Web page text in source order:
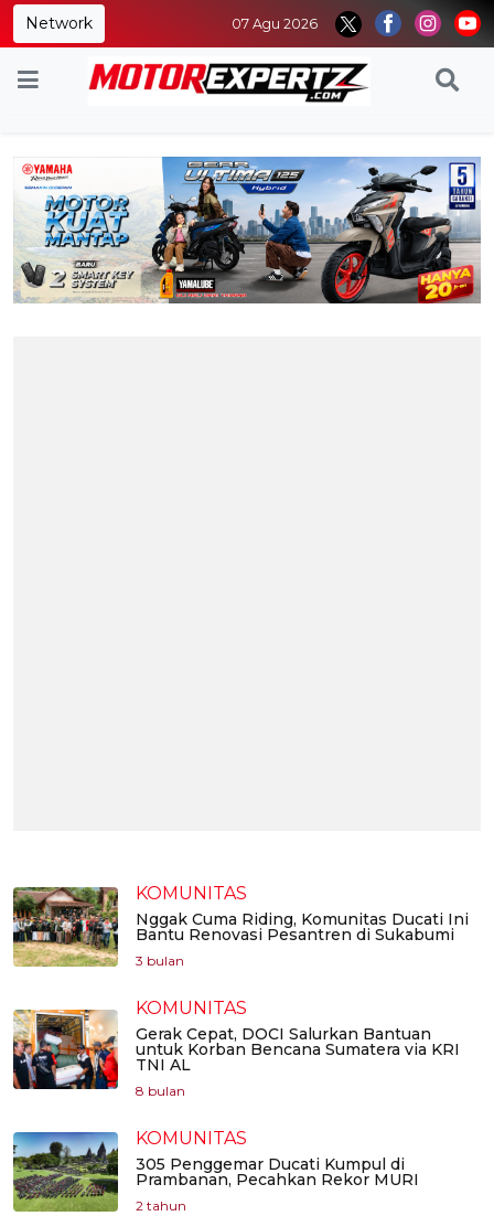
Network 07 Agu 2026
KOMUNITAS
Nggak Cuma Riding, Komunitas Ducati Ini
Bantu Renovasi Pesantren di Sukabumi
3 bulan
KOMUNITAS
Gerak Cepat, DOCI Salurkan Bantuan
untuk Korban Bencana Sumatera via KRI
TNI AL
8 bulan
KOMUNITAS
305 Penggemar Ducati Kumpul di
Prambanan, Pecahkan Rekor MURI
2 tahun